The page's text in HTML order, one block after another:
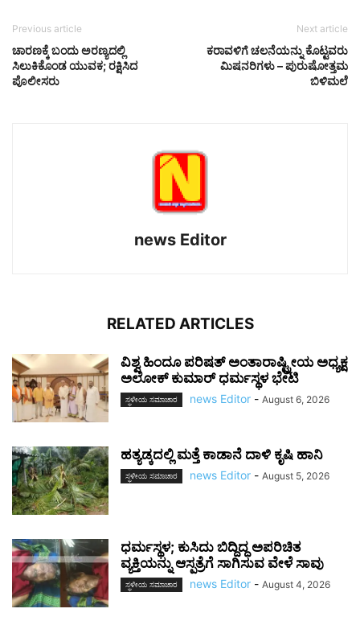
Previous article
ಚಾರಣಕ್ಕೆ ಬಂದು ಅರಣ್ಯದಲ್ಲಿ
ಸಿಲುಕಿಕೊಂಡ ಯುವಕ; ರಕ್ಷಿಸಿದ
ಪೊಲೀಸರು
Next article
ಕರಾವಳಿಗೆ ಚಲನೆಯನ್ನು ಕೊಟ್ಟವರು
ಮಿಷನರಿಗಳು – ಪುರುಷೋತ್ತಮ
ಬಿಳಿಮಲೆ
news Editor
RELATED ARTICLES
ವಿಶ್ವ ಹಿಂದೂ ಪರಿಷತ್ ಅಂತಾರಾಷ್ಟ್ರೀಯ ಅಧ್ಯಕ್ಷ
ಅಲೋಕ್ ಕುಮಾರ್ ಧರ್ಮಸ್ಥಳ ಭೇಟಿ
ಸ್ಥಳೀಯ ಸಮಾಚಾರ news Editor - August 6, 2026
ಹತ್ಯಡ್ಕದಲ್ಲಿ ಮತ್ತೆ ಕಾಡಾನೆ ದಾಳಿ ಕೃಷಿ ಹಾನಿ
ಸ್ಥಳೀಯ ಸಮಾಚಾರ news Editor - August 5, 2026
ಧರ್ಮಸ್ಥಳ; ಕುಸಿದು ಬಿದ್ದಿದ್ದ ಅಪರಿಚಿತ
ವ್ಯಕ್ತಿಯನ್ನು ಆಸ್ಪತ್ರೆಗೆ ಸಾಗಿಸುವ ವೇಳೆ ಸಾವು
ಸ್ಥಳೀಯ ಸಮಾಚಾರ news Editor - August 4, 2026